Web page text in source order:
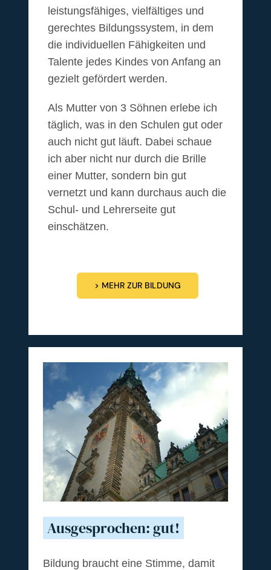
leistungsfähiges, vielfältiges und
gerechtes Bildungssystem, in dem
die individuellen Fähigkeiten und
Talente jedes Kindes von Anfang an
gezielt gefördert werden.
Als Mutter von 3 Söhnen erlebe ich
täglich, was in den Schulen gut oder
auch nicht gut läuft. Dabei schaue
ich aber nicht nur durch die Brille
einer Mutter, sondern bin gut
vernetzt und kann durchaus auch die
Schul- und Lehrerseite gut
einschätzen.
> MEHR ZUR BILDUNG
Ausgesprochen: gut!
Bildung braucht eine Stimme, damit